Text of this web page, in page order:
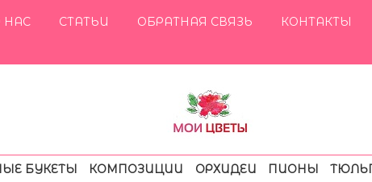
НАС СТАТЬИ ОБРАТНАЯ СВЯЗЬ КОНТАКТЫ
БУКЕТЫ КОМПОЗИЦИИ ОРХИДЕИ ПИОНЫ